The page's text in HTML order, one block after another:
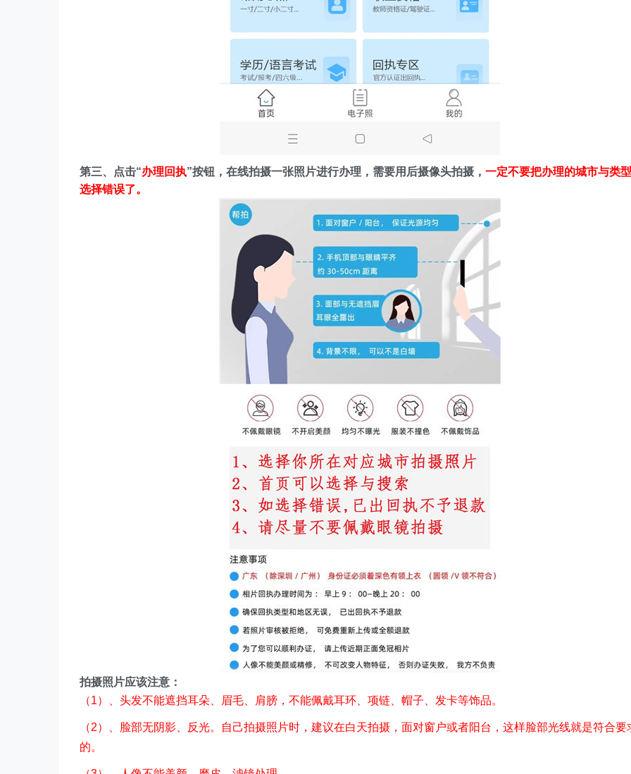
第三、点击“办理回执”按钮，在线拍摄一张照片进行办理，需要用后摄像头拍摄， 一定不要把办理的城市与类型
选择错误了。
拍摄照片应该注意 ：
（1）、头发不能遮挡耳朵、眉毛、肩膀，不能佩戴耳环、项链、帽子、发卡等饰品。
（2）、脸部无阴影、反光。自己拍摄照片时，建议在白天拍摄，面对窗户或者阳台，这样脸部光线就是符合要
的。